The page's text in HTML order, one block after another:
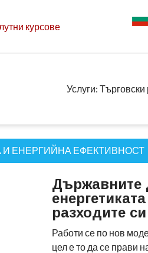
курсове
Услуги: Търговски
И ЕНЕРГИЙНА ЕФЕКТИВНОСТ
Държавните
разходите
Работи се по нов
цел е то да се прави